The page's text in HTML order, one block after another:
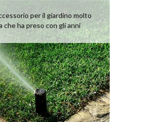
per il giardino molto
che ha preso con gli anni